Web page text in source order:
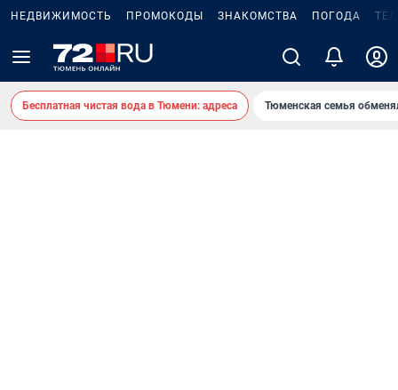
НЕДВИЖИМОСТЬ ПРОМОКОДЫ ЗНАКОМСТВА ПОГОДА
Бесплатная чистая вода в Тюмени: адреса Тюменская семья